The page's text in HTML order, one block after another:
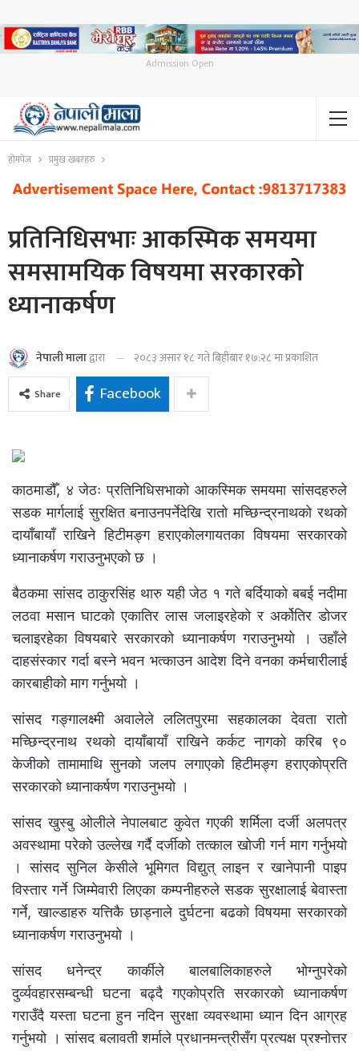
Admission Open
होमपेज प्रमुख खबरहरु
प्रतिनिधिसभाः आकस्मिक समयमा
समसामयिक विषयमा सरकारको
ध्यानाकर्षण
नेपाली मालाद्वारा २०८३ असार १८ गते बिहीबार १७:२८ मा प्रकाशित
Share Facebook
काठमाडौँ, ४ जेठः प्रतिनिधिसभाको आकस्मिक समयमा सांसदहरुले
सडक मार्गलाई सुरक्षित बनाउनपर्नेदेखि रातो मच्छिन्द्रनाथको रथको
दायाँबायाँ राखिने हिटीमङ्ग हराएकोलगायतका विषयमा सरकारको
ध्यानाकर्षण गराउनुभएको छ ।
बैठकमा सांसद ठाकुरसिंह थारु यही जेठ १ गते बर्दियाको बबई नदीमा
लठवा मसान घाटको एकातिर लास जलाइरहेको र अर्कोतिर डोजर
चलाइरहेका विषयबारे सरकारको ध्यानाकर्षण गराउनुभयो । उहाँले
दाहसंस्कार गर्दा बस्ने भवन भत्काउन आदेश दिने वनका कर्मचारीलाई
कारबाहीको माग गर्नुभयो ।
सांसद गङ्गालक्ष्मी अवालेले ललितपुरमा सहकालका देवता रातो
मच्छिन्द्रनाथ रथको दायाँबायाँ राखिने कर्कट नागको करिब ९०
केजीको तामामाथि सुनको जलप लगाएको हिटीमङ्ग हराएकोप्रति
सरकारको ध्यानाकर्षण गराउनुभयो ।
सांसद खुस्बु ओलीले नेपालबाट कुवेत गएकी शर्मिला दर्जी अलपत्र
अवस्थामा परेको उल्लेख गर्दै दर्जीको तत्काल खोजी गर्न माग गर्नुभयो
। सांसद सुनिल केसीले भूमिगत विद्युत् लाइन र खानेपानी पाइप
विस्तार गर्ने जिम्मेवारी लिएका कम्पनीहरुले सडक सुरक्षालाई बेवास्ता
गर्ने, खाल्डाहरु यत्तिकै छाड्नाले दुर्घटना बढको विषयमा सरकारको
ध्यानाकर्षण गराउनुभयो ।
सांसद धनेन्द्र कार्कीले बालबालिकाहरुले भोग्नुपरेको
दुर्व्यवहारसम्बन्धी घटना बढ्दै गएकोप्रति सरकारको ध्यानाकर्षण
गराउँदै यस्ता घटना हुन नदिन सुरक्षा व्यवस्थामा ध्यान दिन आग्रह
गर्नुभयो । सांसद बलावती शर्माले प्रधानमन्त्रीसँग प्रत्यक्ष प्रश्नोत्तर